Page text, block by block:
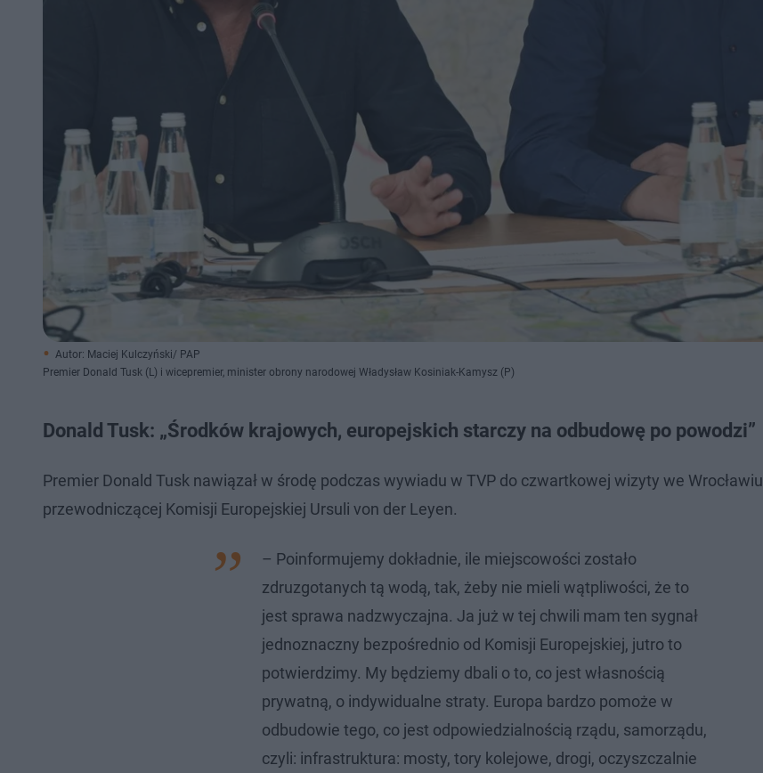
Autor: Maciej Kulczyński/ PAP
Premier Donald Tusk (L) i wicepremier, minister obrony narodowej Władysław Kosiniak-Kamysz (P)
Donald Tusk: „Środków krajowych, europejskich starczy na odbudowę po powodzi”
Premier Donald Tusk nawiązał w środę podczas wywiadu w TVP do czwartkowej wizyty we Wrocławiu
przewodniczącej Komisji Europejskiej Ursuli von der Leyen.
– Poinformujemy dokładnie, ile miejscowości zostało
zdruzgotanych tą wodą, tak, żeby nie mieli wątpliwości, że to
jest sprawa nadzwyczajna. Ja już w tej chwili mam ten sygnał
jednoznaczny bezpośrednio od Komisji Europejskiej, jutro to
potwierdzimy. My będziemy dbali o to, co jest własnością
prywatną, o indywidualne straty. Europa bardzo pomoże w
odbudowie tego, co jest odpowiedzialnością rządu, samorządu,
czyli: infrastruktura: mosty, tory kolejowe, drogi, oczyszczalnie